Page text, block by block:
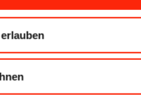
wir kümmern uns
auf Sie zurück.